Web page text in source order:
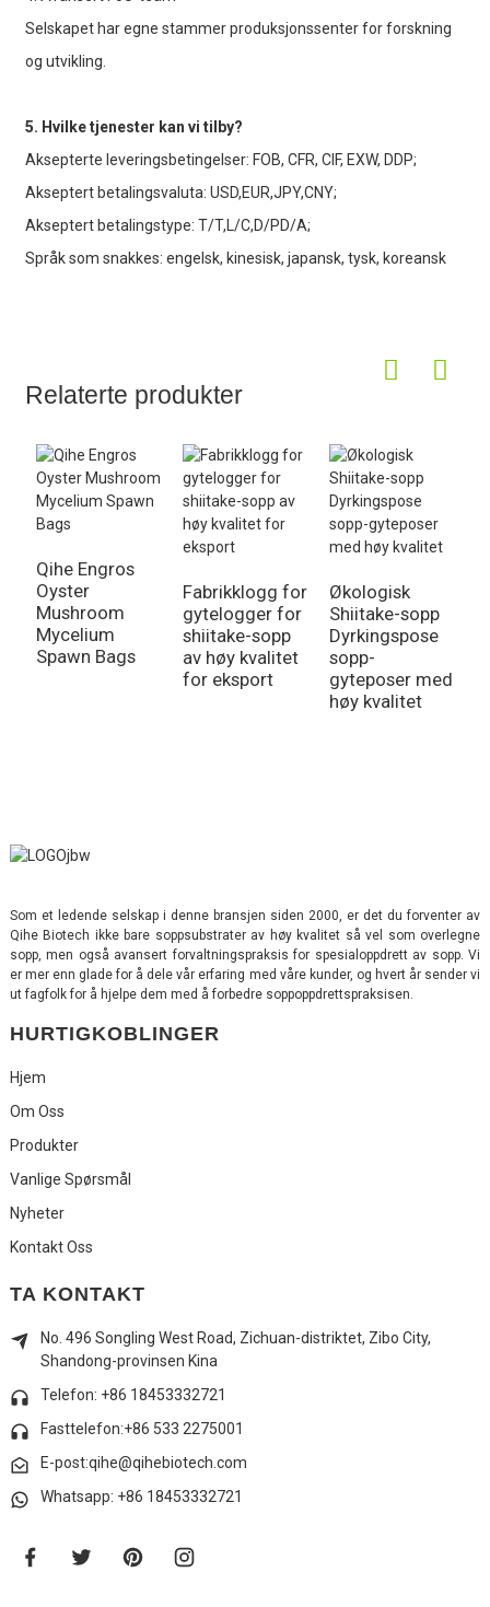
Selskapet har egne stammer produksjonssenter for forskning
og utvikling.
5. Hvilke tjenester kan vi tilby?
Aksepterte leveringsbetingelser: FOB, CFR, CIF, EXW, DDP;
Akseptert betalingsvaluta: USD,EUR,JPY,CNY;
Akseptert betalingstype: T/T,L/C,D/PD/A;
Språk som snakkes: engelsk, kinesisk, japansk, tysk, koreansk
Relaterte produkter
Qihe Engros
Oyster
Mushroom
Mycelium
Spawn Bags
Fabrikklogg for
gytelogger for
shiitake-sopp
av høy kvalitet
for eksport
Økologisk
Shiitake-sopp
Dyrkingspose
sopp-
gyteposer med
høy kvalitet
Som et ledende selskap i denne bransjen siden 2000, er det du forventer av
Qihe Biotech ikke bare soppsubstrater av høy kvalitet så vel som overlegne
sopp, men også avansert forvaltningspraksis for spesialoppdrett av sopp. Vi
er mer enn glade for å dele vår erfaring med våre kunder, og hvert år sender vi
ut fagfolk for å hjelpe dem med å forbedre soppoppdrettspraksisen.
HURTIGKOBLINGER
Hjem
Om Oss
Produkter
Vanlige Spørsmål
Nyheter
Kontakt Oss
TA KONTAKT
No. 496 Songling West Road, Zichuan-distriktet, Zibo City,
Shandong-provinsen Kina
Telefon: +86 18453332721
Fasttelefon:+86 533 2275001
E-post:qihe@qihebiotech.com
Whatsapp: +86 18453332721